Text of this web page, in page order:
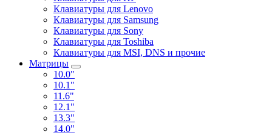
Клавиатуры для Lenovo
Клавиатуры для Samsung
Клавиатуры для Sony
Клавиатуры для Toshiba
Клавиатуры для MSI, DNS и прочие
Матрицы
10.0"
10.1"
11.6"
12.1"
13.3"
14.0"